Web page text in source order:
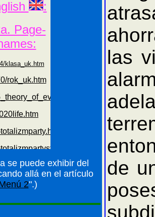
se puede exhibir del
allá en el artículo
2".)
las
de